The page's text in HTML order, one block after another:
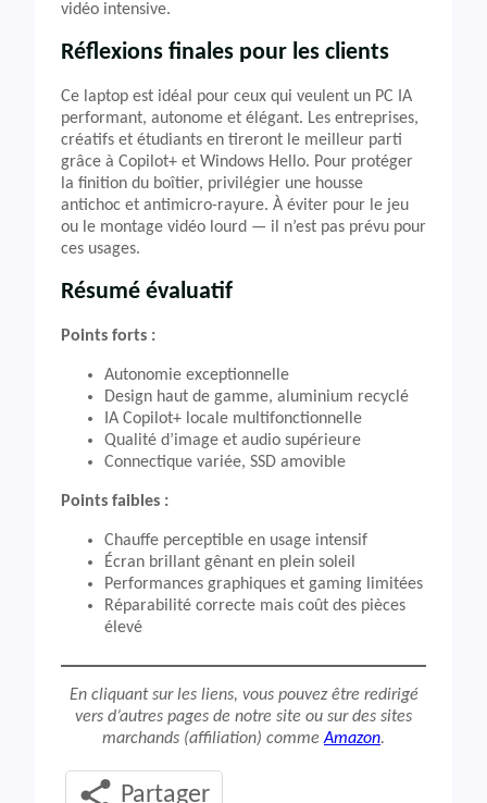
vidéo intensive.
Réflexions finales pour les clients
Ce laptop est idéal pour ceux qui veulent un PC IA
performant, autonome et élégant. Les entreprises,
créatifs et étudiants en tireront le meilleur parti
grâce à Copilot+ et Windows Hello. Pour protéger
la finition du boîtier, privilégier une housse
antichoc et antimicro-rayure. À éviter pour le jeu
ou le montage vidéo lourd — il n’est pas prévu pour
ces usages.
Résumé évaluatif
Points forts :
Autonomie exceptionnelle
Design haut de gamme, aluminium recyclé
IA Copilot+ locale multifonctionnelle
Qualité d’image et audio supérieure
Connectique variée, SSD amovible
Points faibles :
Chauffe perceptible en usage intensif
Écran brillant gênant en plein soleil
Performances graphiques et gaming limitées
Réparabilité correcte mais coût des pièces
élevé
En cliquant sur les liens, vous pouvez être redirigé
vers d’autres pages de notre site ou sur des sites
marchands (affiliation) commeAmazon.
Partager